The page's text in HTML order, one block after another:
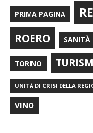
PRIMA PAGINA
ROERO SANITÀ
TORINO
UNITÀ DI CRISI DELLA
VINO